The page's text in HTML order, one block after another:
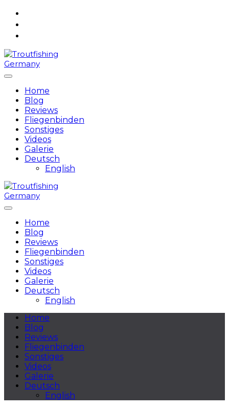
Skip
Home
Blog
Reviews
Fliegenbinden
Sonstiges
Videos
Galerie
Deutsch
English
Home
Blog
Reviews
Fliegenbinden
Sonstiges
Videos
Galerie
Deutsch
English
Home
Blog
Reviews
Fliegenbinden
Sonstiges
Videos
Galerie
Deutsch
English